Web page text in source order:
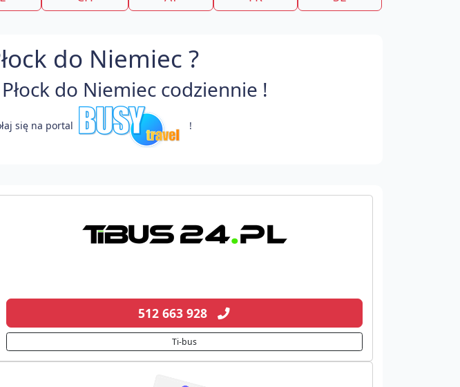
do Niemiec ?
do Niemiec codziennie !
się na portal !
512 663 928
Ti-bus